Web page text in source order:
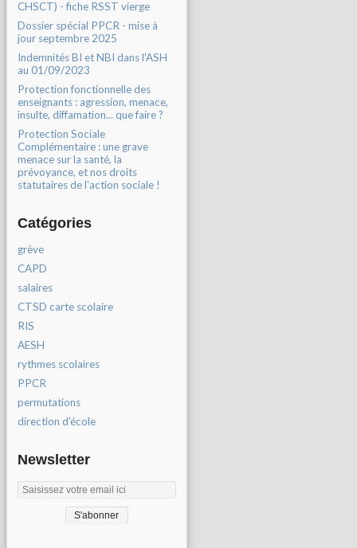
CHSCT) - fiche RSST vierge
Dossier spécial PPCR - mise à
jour septembre 2025
Indemnités BI et NBI dans l'ASH
au 01/09/2023
Protection fonctionnelle des
enseignants : agression, menace,
insulte, diffamation... que faire ?
Protection Sociale
Complémentaire : une grave
menace sur la santé, la
prévoyance, et nos droits
statutaires de l'action sociale !
Catégories
grève
CAPD
salaires
CTSD carte scolaire
RIS
AESH
rythmes scolaires
PPCR
permutations
direction d'école
Newsletter